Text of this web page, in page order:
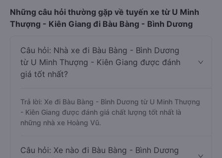
Những câu hỏi thường gặp về tuyến xe từ U Minh
Thượng - Kiên Giang đi Bàu Bàng - Bình Dương
Câu hỏi: Nhà xe đi Bàu Bàng - Bình Dương
từ U Minh Thượng - Kiên Giang được đánh
giá tốt nhất?
Trả lời: Xe đi Bàu Bàng - Bình Dương từ U Minh Thượng
- Kiên Giang được đánh giá chất lượng tốt nhất là
những nhà xe Hoàng Vũ.
Câu hỏi: Xe nào đi Bàu Bàng - Bình Dương